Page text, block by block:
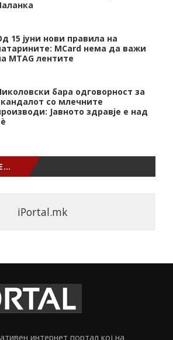
15 јуни нови правила на
MCard нема да важи
MTAG лентите
бара одговорност за
со млечните
Јавното здравје е над
iPortal.mk
интернет портал кој на